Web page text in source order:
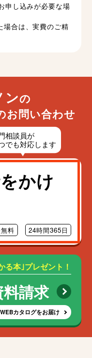
申し込みが必要な場
場合は、実費のご精
ンの
お問い合わせ
かけ
料 24時間365日
る本｣プレゼント！
請求
カタログをお届け